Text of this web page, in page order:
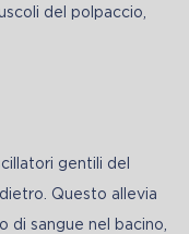
del polpaccio,
gentili del
Questo allevia
di sangue nel bacino,